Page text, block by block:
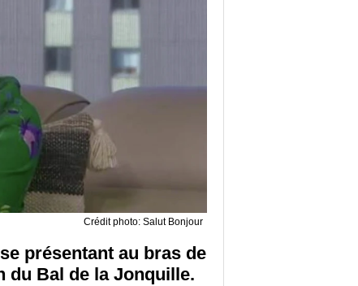
Crédit photo: Salut Bonjour
présentant au bras de
du Bal de la Jonquille.